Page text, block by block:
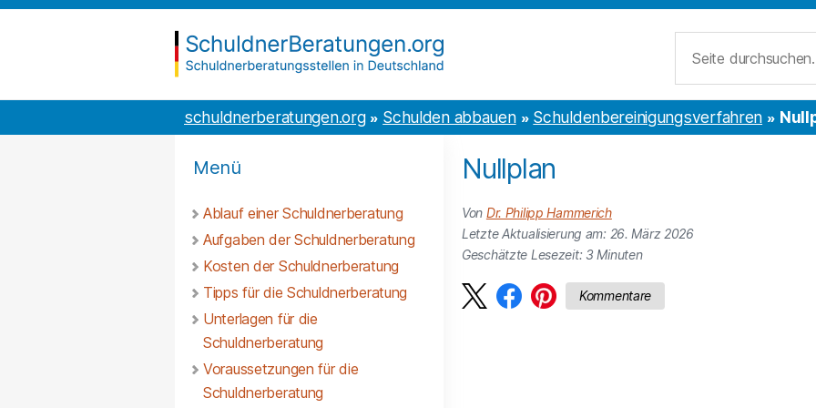
Inhalt
to
schuldnerberatungen.org Schulden abbauen Schuldenbereinigungsverfahren
Menü
Ablauf einer Schuldnerberatung
Aufgaben der Schuldnerberatung
Kosten der Schuldnerberatung
Tipps für die Schuldnerberatung
Unterlagen für die
Schuldnerberatung
Voraussetzungen für die
Schuldnerberatung
Nullplan
Von Dr. Philipp Hammerich
Letzte Aktualisierung am: 26. März 2026
Geschätzte Lesezeit: 3 Minuten
Kommentare